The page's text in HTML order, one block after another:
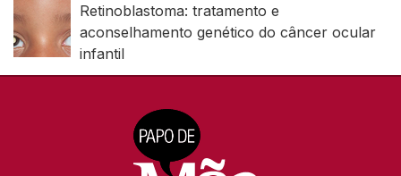
Retinoblastoma: tratamento e
aconselhamento genético do câncer ocular
infantil